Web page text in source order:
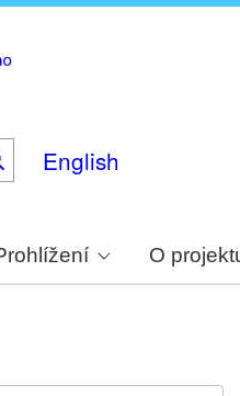
English
O